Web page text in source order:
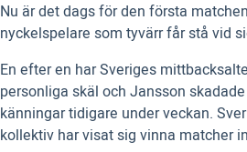
Nu är det dags för den första
nyckelspelare som tyvärr får stå vid
En efter en har Sveriges
personliga skäl och Jansson
känningar tidigare under veckan.
kollektiv har visat sig vinna matcher